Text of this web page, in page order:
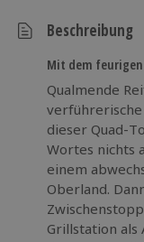
Beschreibung
Mit dem
Qualmende
verführerische
dieser Quad-
Wortes nichts
einem
Oberland.
Grillstation als